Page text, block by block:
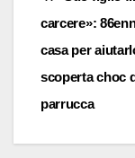
articoli
carcere»:
casa per
scoperta choc
parrucca